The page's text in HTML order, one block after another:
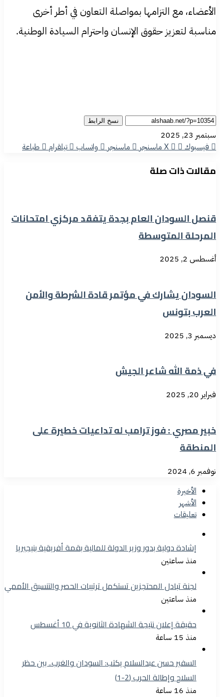
الأعضاء، مع التزامها بمواصلة التعاون في أطر أخرى
مناسبة لتعزيز حقوق الإنسان واحترام السيادة الوطنية.
نسخ الرابط
سبتمبر 23, 2025
فيسبوك
‫Xماسنجر ماسنجر واتساب تيلقرام طباعة
مقالات ذات صلة
قنصل السودان العام بجدة يتفقد مركزي امتحانات
المرحلة المتوسطة
أغسطس 2, 2025
السودان يشارك في مؤتمر قادة الشرطة والأمن
العرب بتونس
ديسمبر 3, 2025
في ذمة الله شاعر الجيش
فبراير 20, 2025
خبير مصري : فوز ترامب له تداعيات خطيرة على
المنطقة
نوفمبر 6, 2024
الأخيرة
الأشهر
تعليقات
إشادة دولية بدور وزير الدولة للمالية بقمة أفريقية بنيجيريا
منذ ساعتين
لجنة تبادل المحتجزين تستكمل ترتيبات الحصر والتنسيق الأممي
منذ ساعتين
حقيقة إعلان نتيجة الشهادة الثانوية في 10 أغسطس
منذ 15 ساعة
السفير حسن عبدالسلام يكتب: السودان والغرب.. بين حظر
السلاح وإطالة الحرب (2-1)
منذ 16 ساعة